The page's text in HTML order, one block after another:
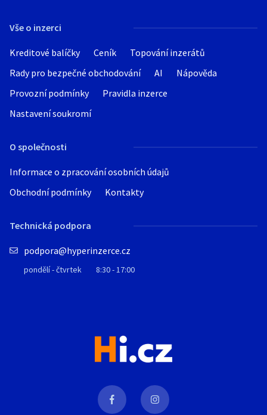
Vše o inzerci
Kreditové balíčky Ceník
Topování inzerátů
Rady pro bezpečné obchodování
AI
Nápověda
Provozní podmínky
Pravidla inzerce
Nastavení soukromí
O společnosti
Informace o zpracování osobních údajů
Obchodní podmínky
Kontakty
Technická podpora
podpora@hyperinzerce.cz
pondělí - čtvrtek 8:30 - 17:00